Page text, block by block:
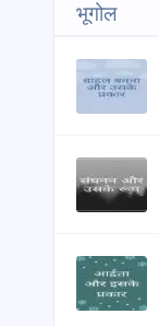
भूगोल